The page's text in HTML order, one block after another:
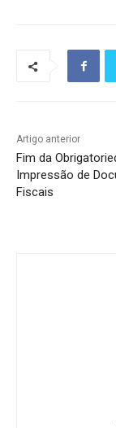
Artigo anterior
Fim da
Impressão de
Fiscais